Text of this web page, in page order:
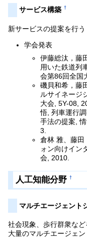
サービス構築 †
新サービスの提案を行う
学会発表
伊藤総汰，藤
用いた鉄道列
会第86回全国
磯貝和希，藤
ルサイネージ
大会, 5Y-08,
悟, 列車運行
手法の提案,
3.
倉林 雅、藤
ォン向けイン
会, 2010.
人工知能分野 †
マルチエージェント
社会現象、歩行群衆な
大量のマルチエージェ